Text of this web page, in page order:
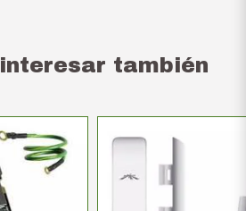
también